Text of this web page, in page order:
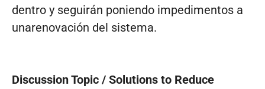
dentro y seguirán poniendo impedimentos a
unarenovación del sistema.
Discussion Topic / Solutions to Reduce